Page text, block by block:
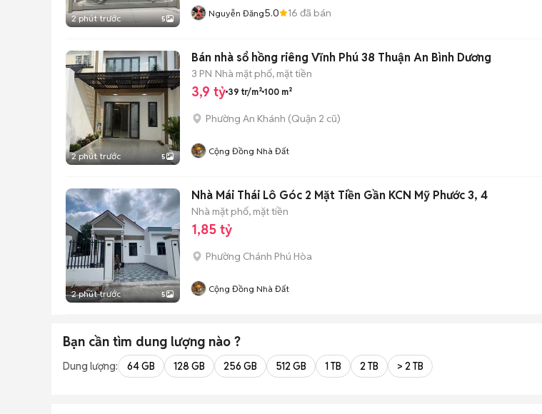
2 phút trước 5 Nguyễn Đăng5.0 16 đã bán
2 phút trước 5
Bán nhà sổ hồng riêng Vĩnh Phú 38 Thuận An Bình Dương
3 PN Nhà mặt phố, mặt tiền
3,9 tỷ 39 tr/m² 100 m²
Phường An Khánh (Quận 2 cũ)
Cộng Đồng Nhà Đất
2 phút trước 5
Nhà Mái Thái Lô Góc 2 Mặt Tiền Gần KCN Mỹ Phước 3, 4
Nhà mặt phố, mặt tiền
1,85 tỷ
Phường Chánh Phú Hòa
Cộng Đồng Nhà Đất
Bạn cần tìm dung lượng nào ?
Dung lượng: 64 GB 128 GB 256 GB 512 GB 1 TB 2 TB > 2 TB